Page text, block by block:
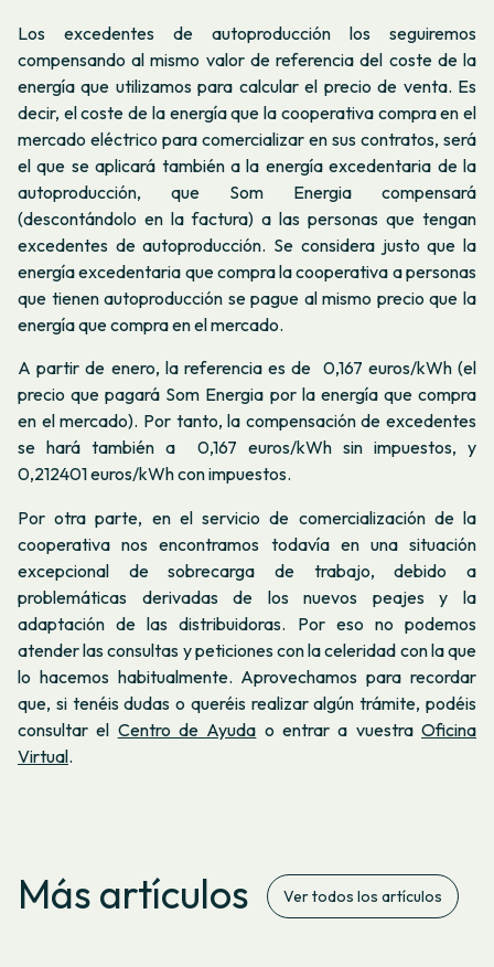
Los excedentes de autoproducción los seguiremos
compensando al mismo valor de referencia del coste de la
energía que utilizamos para calcular el precio de venta. Es
decir, el coste de la energía que la cooperativa compra en el
mercado eléctrico para comercializar en sus contratos, será
el que se aplicará también a la energía excedentaria de la
autoproducción, que Som Energia compensará
(descontándolo en la factura) a las personas que tengan
excedentes de autoproducción. Se considera justo que la
energía excedentaria que compra la cooperativa a personas
que tienen autoproducción se pague al mismo precio que la
energía que compra en el mercado.
A partir de enero, la referencia es de 0,167 euros/kWh (el
precio que pagará Som Energia por la energía que compra
en el mercado). Por tanto, la compensación de excedentes
se hará también a
0,167 euros/kWh sin impuestos, y
0,212401euros/kWh con impuestos.
Por otra parte, en el servicio de comercialización de la
cooperativa nos encontramos todavía en una situación
excepcional de sobrecarga de trabajo, debido a
problemáticas derivadas de los nuevos peajes y la
adaptación de las distribuidoras. Por eso no podemos
atender las consultas y peticiones con la celeridad con la que
lo hacemos habitualmente. Aprovechamos para recordar
que, si tenéis dudas o queréis realizar algún trámite, podéis
consultar el Centro de Ayuda o entrar a vuestraOficina
Virtual.
Más artículos Ver todos los artículos